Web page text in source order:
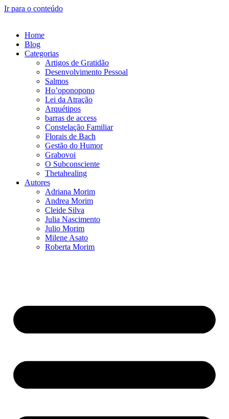
Ir para o conteúdo
Home
Blog
Categorias
Artigos de Gratidão
Desenvolvimento Pessoal
Salmos
Ho’oponopono
Lei da Atração
Arquétipos
barras de access
Constelação Familiar
Florais de Bach
Gestão do Humor
Grabovoi
O Subconsciente
Thetahealing
Autores
Adriana Morim
Andrea Morim
Cleide Silva
Julia Nascimento
Julio Morim
Milene Asato
Roberta Morim